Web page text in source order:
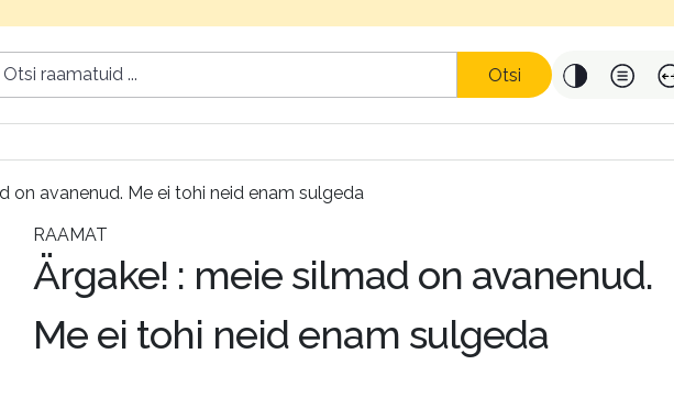
Otsi
on avanenud. Me ei tohi neid enam sulgeda
RAAMAT
Ärgake! : meie silmad on avanenud.
Me ei tohi neid enam sulgeda